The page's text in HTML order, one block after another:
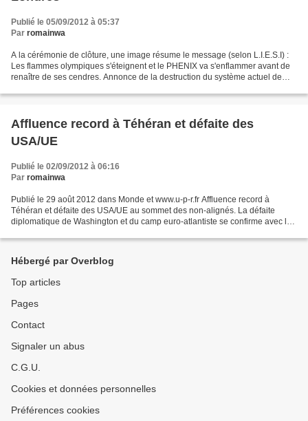
Publié le 05/09/2012 à 05:37
Par romainwa
A la cérémonie de clôture, une image résume le message (selon L.I.E.S.I) :
Les flammes olympiques s'éteignent et le PHENIX va s'enflammer avant de
renaître de ses cendres. Annonce de la destruction du système actuel de
Affluence record à Téhéran et défaite des
USA/UE
Publié le 02/09/2012 à 06:16
Par romainwa
Publié le 29 août 2012 dans Monde et www.u-p-r.fr Affluence record à
Téhéran et défaite des USA/UE au sommet des non-alignés. La défaite
diplomatique de Washington et du camp euro-atlantiste se confirme avec la
Hébergé par Overblog
Top articles
Pages
Contact
Signaler un abus
C.G.U.
Cookies et données personnelles
Préférences cookies